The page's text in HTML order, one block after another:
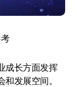
成长方面发挥
发展空间。